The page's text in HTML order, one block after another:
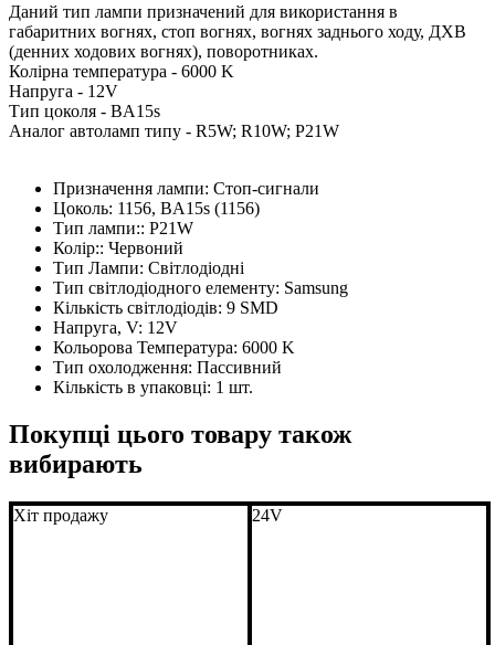
Даний тип лампи призначений для використання в
габаритних вогнях, стоп вогнях, вогнях заднього ходу, ДХВ
(денних ходових вогнях), поворотниках.
Колірна температура - 6000 K
Напруга - 12V
Тип цоколя - BA15s
Аналог автоламп типу - R5W; R10W; P21W
Призначення лампи: Стоп-сигнали
Цоколь: 1156, BA15s (1156)
Тип лампи:: P21W
Колір:: Червоний
Тип Лампи: Світлодіодні
Тип світлодіодного елементу: Samsung
Кількість світлодіодів: 9 SMD
Напруга, V: 12V
Кольорова Температура: 6000 K
Тип охолодження: Пассивний
Кількість в упаковці: 1 шт.
Покупці цього товару також
вибирають
Хіт продажу 24V